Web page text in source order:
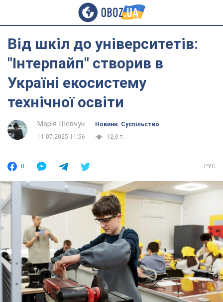
Від шкіл до університетів:
"Інтерпайп" створив в
Україні екосистему
технічної освіти
Марія Шевчук
Новини. Суспільство
11.07.2025 11:56
12,0 т.
0 РУС